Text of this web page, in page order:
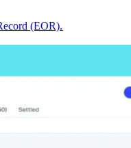
(EOR).​​